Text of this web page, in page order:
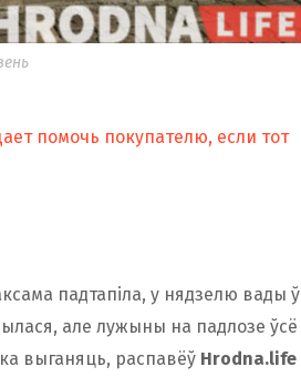
помочь покупателю, если тот
падтапіла, у нядзелю вады ў
але лужыны на падлозе ўсё
выганяць, распавёў Hrodna.life